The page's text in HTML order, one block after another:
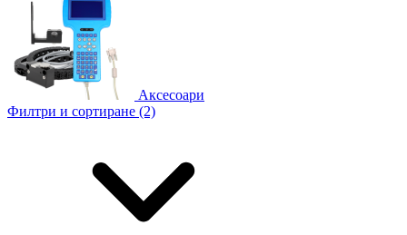
Аксесоари
Филтри и сортиране (2)